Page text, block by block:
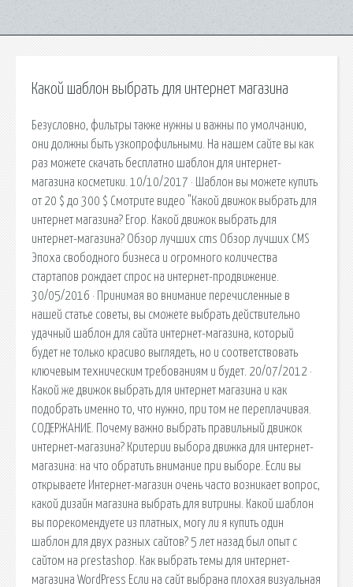
Какой шаблон выбрать для интернет магазина
Безусловно, фильтры также нужны и важны по умолчанию,
они должны быть узкопрофильными. На нашем сайте вы как
раз можете скачать бесплатно шаблон для интернет-
магазина косметики. 10/10/2017 · Шаблон вы можете купить
от 20 $ до 300 $ Смотрите видео "Какой движок выбрать для
интернет магазина? Егор. Какой движок выбрать для
интернет-магазина? Обзор лучших cms Обзор лучших CMS
Эпоха свободного бизнеса и огромного количества
стартапов рождает спрос на интернет-продвижение.
30/05/2016 · Принимая во внимание перечисленные в
нашей статье советы, вы сможете выбрать действительно
удачный шаблон для сайта интернет-магазина, который
будет не только красиво выглядеть, но и соответствовать
ключевым техническим требованиям и будет. 20/07/2012 ·
Какой же движок выбрать для интернет магазина и как
подобрать именно то, что нужно, при том не переплачивая.
СОДЕРЖАНИЕ. Почему важно выбрать правильный движок
интернет-магазина? Критерии выбора движка для интернет-
магазина: на что обратить внимание при выборе. Если вы
открываете Интернет-магазин очень часто возникает вопрос,
какой дизайн магазина выбрать для витрины. Какой шаблон
вы порекомендуете из платных, могу ли я купить один
шаблон для двух разных сайтов? 5 лет назад был опыт с
сайтом на prestashop. Как выбрать темы для интернет-
магазина WordPress Если на сайт выбрана плохая визуальная